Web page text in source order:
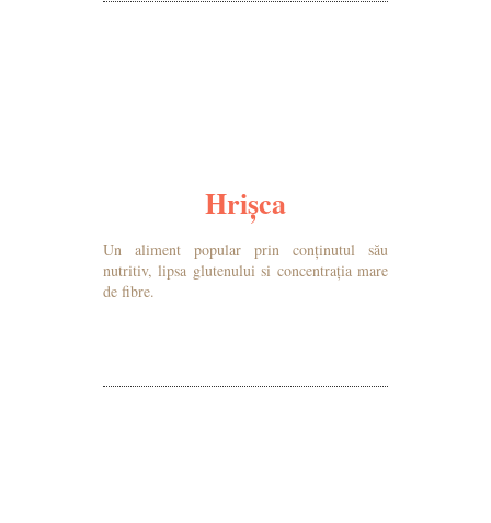
Hrișca
Un aliment popular prin conținutul său
nutritiv, lipsa glutenului si concentrația mare
de fibre.